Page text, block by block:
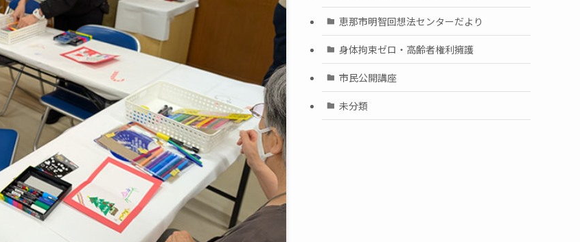
恵那市明智回想法センターだより
身体拘束ゼロ・高齢者権利擁護
市民公開講座
未分類